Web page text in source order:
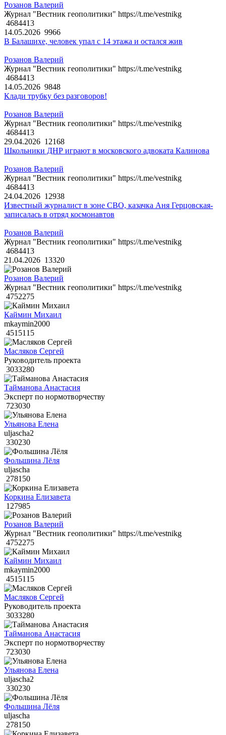
Розанов Валерий
Журнал "Вестник геополитики" https://t.me/vestnikg
4684413
14.05.2026 9966
В Балашихе, человек упал с 14 этажа и остался жив
Розанов Валерий
Журнал "Вестник геополитики" https://t.me/vestnikg
4684413
14.05.2026 9848
Клади трубку без разговоров!
Розанов Валерий
Журнал "Вестник геополитики" https://t.me/vestnikg
4684413
29.04.2026 12168
Школьники ДНР играют в московского адвоката Калинова
Розанов Валерий
Журнал "Вестник геополитики" https://t.me/vestnikg
4684413
24.04.2026 12938
Известный журналист в зоне СВО, казачка Аня Герцовская-
записалась в отряд космонавтов
Розанов Валерий
Журнал "Вестник геополитики" https://t.me/vestnikg
4684413
21.04.2026 13320
Розанов Валерий
Журнал "Вестник геополитики" https://t.me/vestnikg
4752275
Каймин Михаил
mkaymin2000
4515115
Масляков Сергей
Руководитель проекта
3033280
Тайманова Анастасия
Эксперт по нормотворчеству
723030
Ульянова Елена
uljascha2
330230
Фольшина Лёля
uljascha
278150
Коркина Елизавета
127985
Розанов Валерий
Журнал "Вестник геополитики" https://t.me/vestnikg
4752275
Каймин Михаил
mkaymin2000
4515115
Масляков Сергей
Руководитель проекта
3033280
Тайманова Анастасия
Эксперт по нормотворчеству
723030
Ульянова Елена
uljascha2
330230
Фольшина Лёля
uljascha
278150